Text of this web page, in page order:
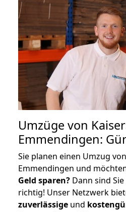
Umzüge von
Emmendingen:
Sie planen einen Umzug
Emmendingen und
Geld sparen? Dann sind
richtig! Unser Netzwerk
zuverlässige und